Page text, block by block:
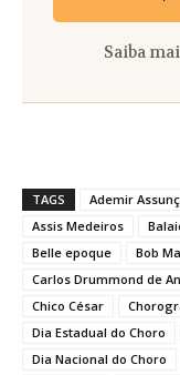
Saiba
TAGS Ademir
Assis Medeiros
Belle epoque
Bob
Carlos Drummond de
Chico César
Dia Estadual do Choro
Dia Nacional do Choro